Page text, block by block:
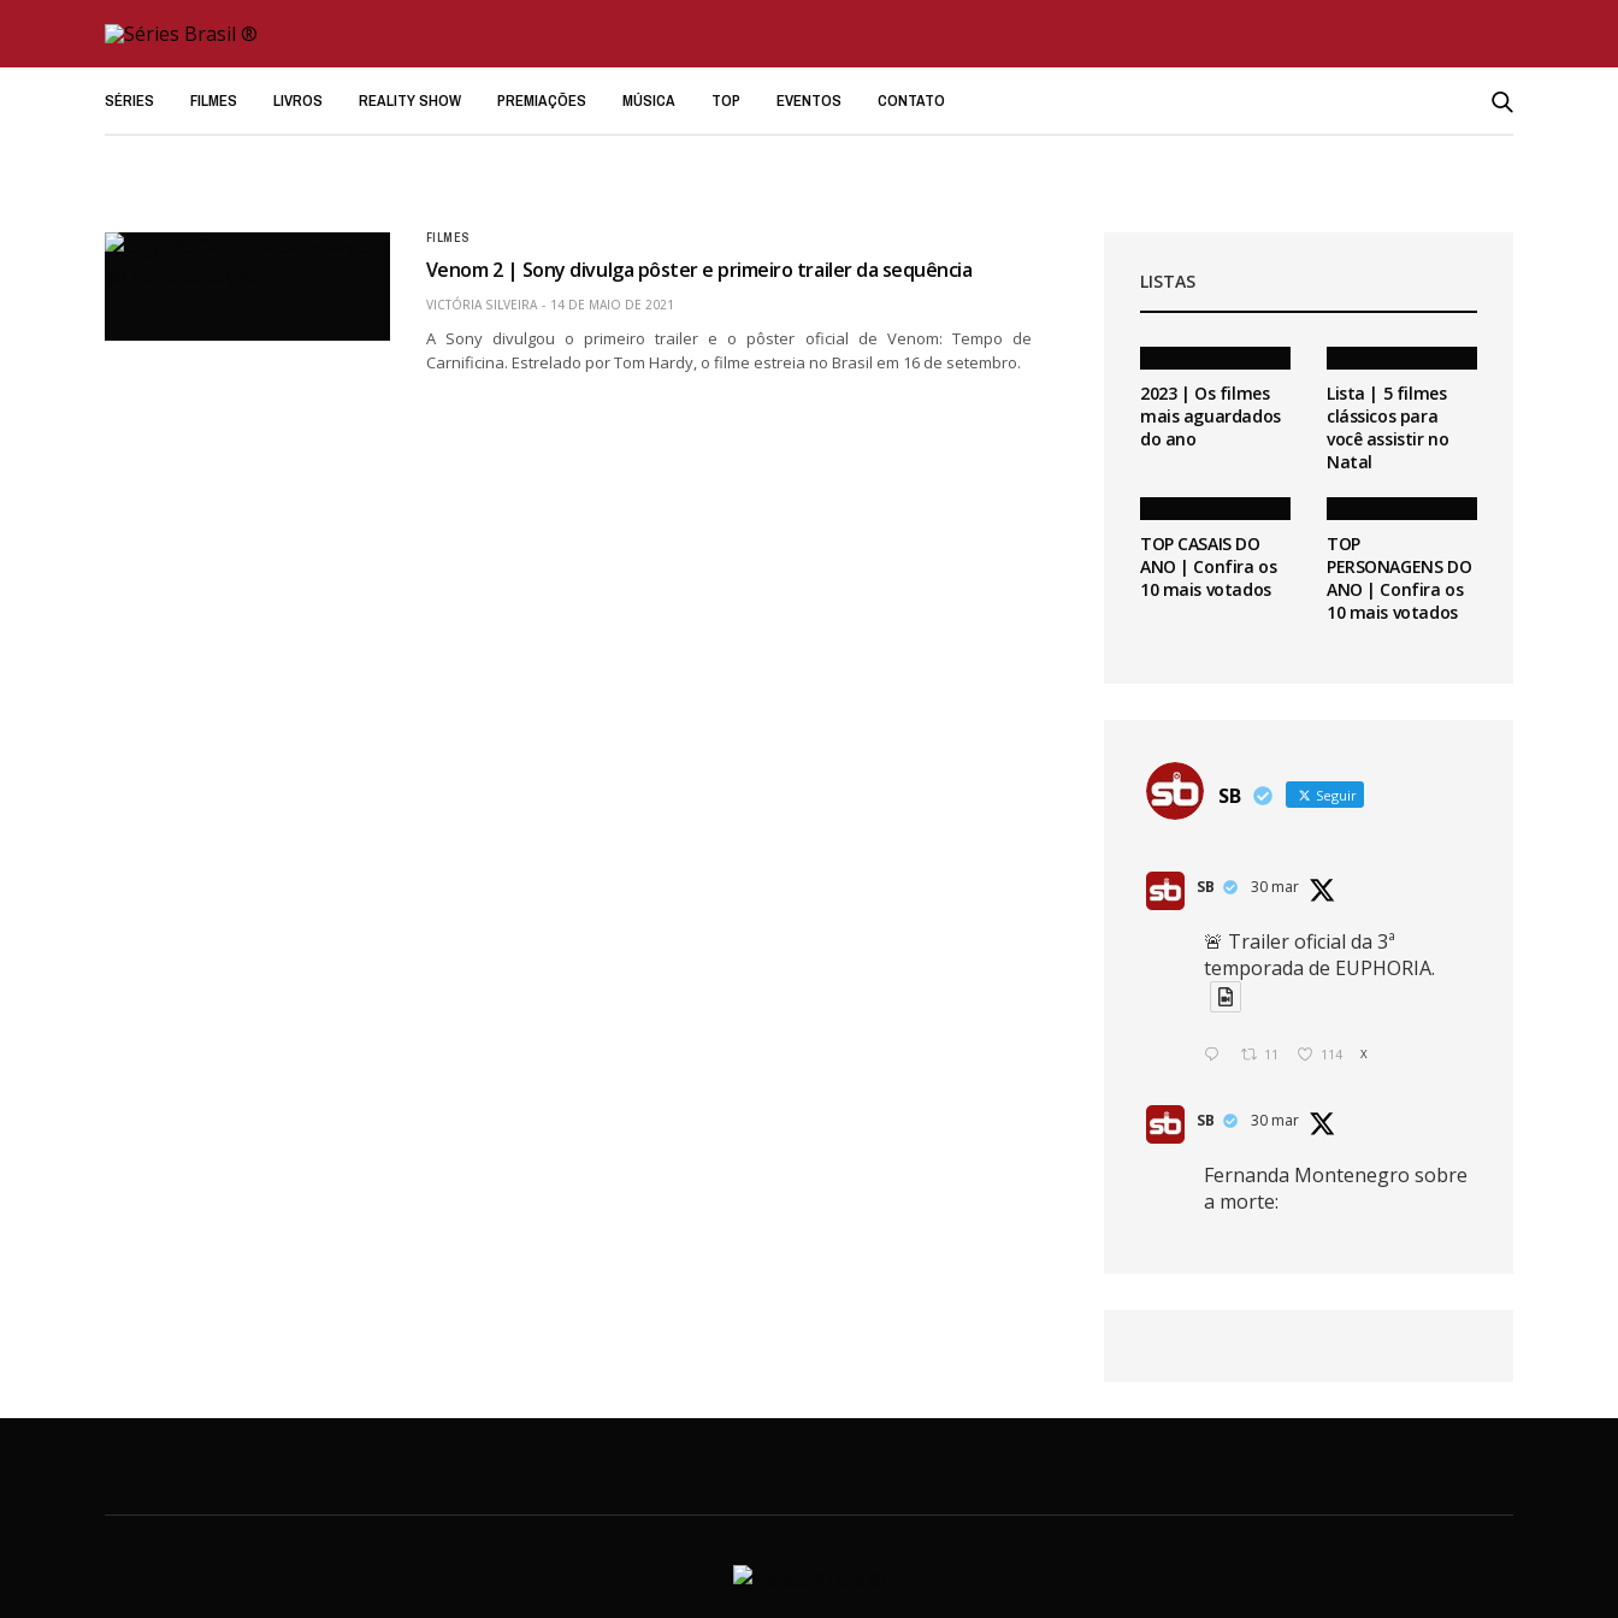
SÉRIES FILMES LIVROS REALITY SHOW PREMIAÇÕES MÚSICA TOP EVENTOS CONTATO
FILMES
Venom 2 | Sony divulga pôster e primeiro trailer da sequência
VICTÓRIA SILVEIRA 14 DE MAIO DE 2021
A Sony divulgou o primeiro trailer e o pôster oficial de Venom: Tempo de
Carnificina. Estrelado por Tom Hardy, o filme estreia no Brasil em 16 de setembro.
LISTAS
2023 | Os filmes
mais aguardados
do ano
Lista | 5 filmes
clássicos para
você assistir no
Natal
TOP CASAIS DO
ANO | Confira os
10 mais votados
TOP
PERSONAGENS DO
ANO | Confira os
10 mais votados
SB Seguir
SB 30 mar
🚨 Trailer oficial da 3ª
temporada de EUPHORIA.
11 114 X
SB 30 mar
Fernanda Montenegro sobre
a morte:
SB 30 mar